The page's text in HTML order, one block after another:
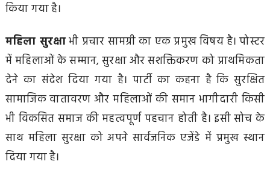
किया गया है।
महिला सुरक्षाभी प्रचार सामग्री का एक प्रमुख विषय है। पोस्टर
में महिलाओं के सम्मान, सुरक्षा और सशक्तिकरण को प्राथमिकता
देने का संदेश दिया गया है। पार्टी का कहना है कि सुरक्षित
सामाजिक वातावरण और महिलाओं की समान भागीदारी किसी
भी विकसित समाज की महत्वपूर्ण पहचान होती है। इसी सोच के
साथ महिला सुरक्षा को अपने सार्वजनिक एजेंडे में प्रमुख स्थान
दिया गया है।